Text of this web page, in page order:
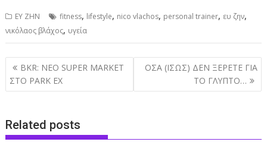
ΕΥ ΖΗΝ fitness, lifestyle, nico vlachos, personal trainer, ευ ζην,
νικόλαος βλάχος, υγεία
Post
navigation
BKR: ΝΕΟ SUPER MARKET
ΣΤΟ PARK EX
ΟΣΑ (ΙΣΩΣ) ΔΕΝ ΞΕΡΕΤΕ ΓΙΑ
ΤΟ ΓΛΥΠΤΟ…
Related posts